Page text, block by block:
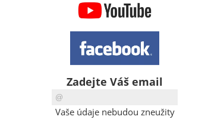
poslat známému
Zadejte Váš email
Vaše údaje nebudou zneužity